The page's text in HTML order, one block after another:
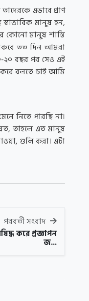
এভাবে প্রাণ
মানুষ হন,
কোনো মানুষ শান্তি
তত দিন আমরা
২০ বছর পর সেও এই
বলতে চাই আমি
নিতে পারছি না।
তাহলে এত মানুষ
গুলি করা। এটা
পরবর্তী সংবাদ
করে প্রজ্ঞাপন
জ...